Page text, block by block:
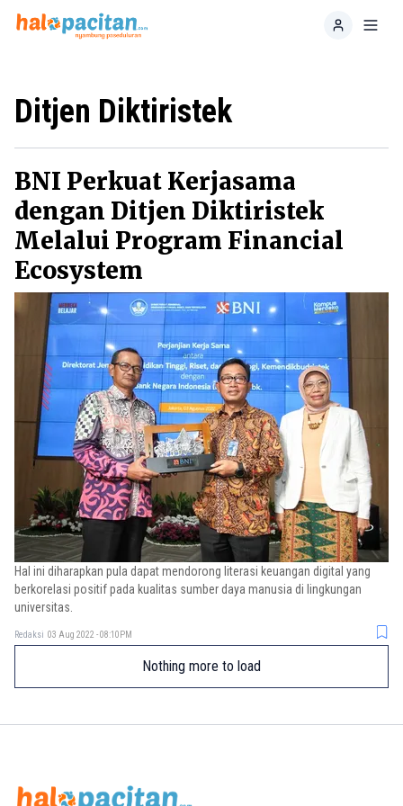
Home
Ditjen Diktiristek
BNI Perkuat Kerjasama
dengan Ditjen Diktiristek
Melalui Program Financial
Ecosystem
Hal ini diharapkan pula dapat mendorong literasi keuangan digital yang
berkorelasi positif pada kualitas sumber daya manusia di lingkungan
universitas.
Redaksi 03 Aug 2022 - 08:10PM
Nothing more to load